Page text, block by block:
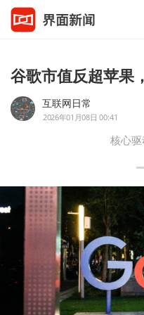
谷歌市值反超苹果
互联网日常
2026年01月08日 00:41
核心驱